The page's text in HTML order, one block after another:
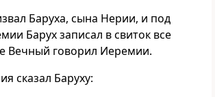
Баруха, сына Нерии, и под
Барух записал в свиток все
Вечный говорил Иеремии.
сказал Баруху: